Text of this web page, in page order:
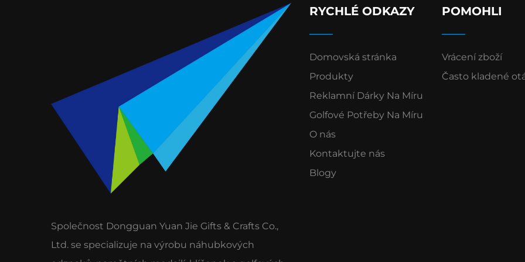
Společnost Dongguan Yuan Jie Gifts & Crafts Co.,
Ltd. se specializuje na výrobu náhubkových
RYCHLÉ ODKAZY
Domovská stránka
Produkty
Reklamní Dárky Na Míru
Golfové Potřeby Na Míru
O nás
Kontaktujte nás
Blogy
POMOHLI
Vrácení zboží
Často kladené